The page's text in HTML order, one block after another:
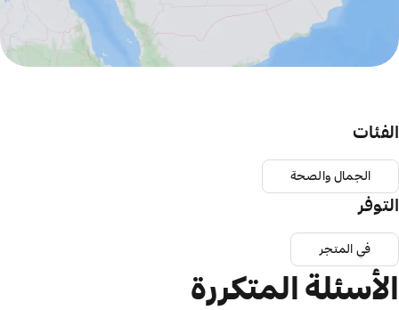
الفئات
الجمال والصحة
التوفر
في المتجر
الأسئلة المتكررة